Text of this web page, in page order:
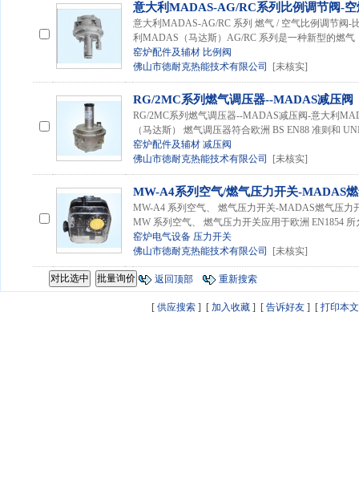
意大利MADAS-AG/RC系列比例调节阀-
意大利MADAS-AG/RC 系列 燃气 / 空气比例调节阀-
利MADAS（马达斯）AG/RC 系列是一种新型的燃气
窑炉配件及辅材 比例阀
佛山市徳耐克热能技术有限公司
[未核实]
RG/2MC系列燃气调压器--MADAS减压阀
RG/2MC系列燃气调压器--MADAS减压阀-意大利
（马达斯） 燃气调压器符合欧洲 BS EN88 准则和
窑炉配件及辅材 减压阀
佛山市徳耐克热能技术有限公司
[未核实]
MW-A4系列空气/燃气压力开关-MADAS
MW-A4 系列空气、 燃气压力开关-MADAS燃气压力
MW 系列空气、 燃气压力开关应用于欧洲 EN1854 所
窑炉电气设备 压力开关
佛山市徳耐克热能技术有限公司
[未核实]
返回顶部 重新搜索
[ 供应搜索 ] [ 加入收藏 ] [ 告诉好友 ] [ 打印本文